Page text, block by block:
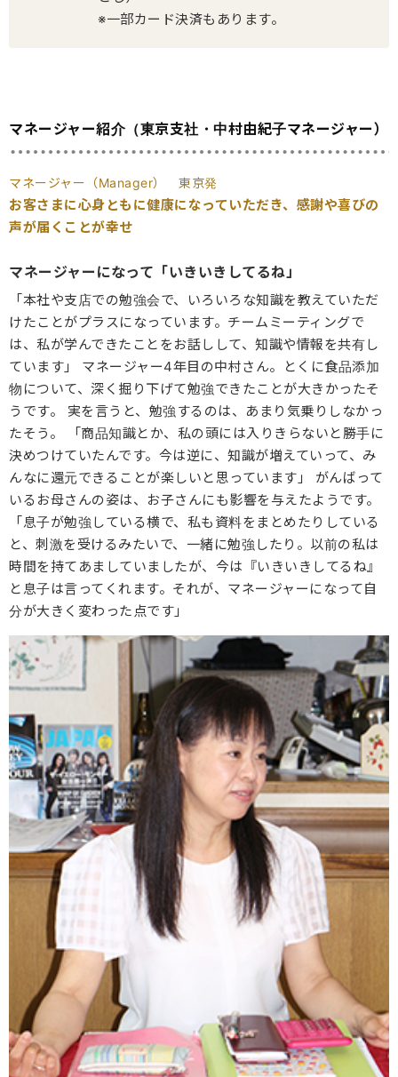
※一部カード決済もあります。
マネージャー紹介（東京支社・中村由紀子マネージャー）
マネージャー（Manager） 東京発
お客さまに心身ともに健康になっていただき、感謝や喜びの
声が届くことが幸せ
マネージャーになって「いきいきしてるね」
「本社や支店での勉強会で、いろいろな知識を教えていただ
けたことがプラスになっています。チームミーティングで
は、私が学んできたことをお話しして、知識や情報を共有し
ています」 マネージャー4年目の中村さん。とくに食品添加
物について、深く掘り下げて勉強できたことが大きかったそ
うです。 実を言うと、勉強するのは、あまり気乗りしなかっ
たそう。 「商品知識とか、私の頭には入りきらないと勝手に
決めつけていたんです。今は逆に、知識が増えていって、み
んなに還元できることが楽しいと思っています」 がんばって
いるお母さんの姿は、お子さんにも影響を与えたようです。
「息子が勉強している横で、私も資料をまとめたりしている
と、刺激を受けるみたいで、一緒に勉強したり。以前の私は
時間を持てあましていましたが、今は『いきいきしてるね』
と息子は言ってくれます。それが、マネージャーになって自
分が大きく変わった点です」